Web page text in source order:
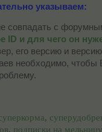
указываем:
совпадать с
ID и для чего он
его версию и
необходимо,
,
, подписки на мельницу